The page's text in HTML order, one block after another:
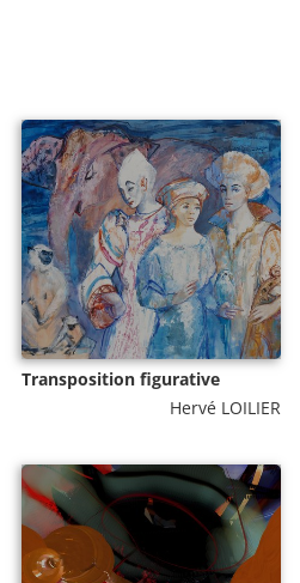
Transposition figurative
Hervé LOILIER